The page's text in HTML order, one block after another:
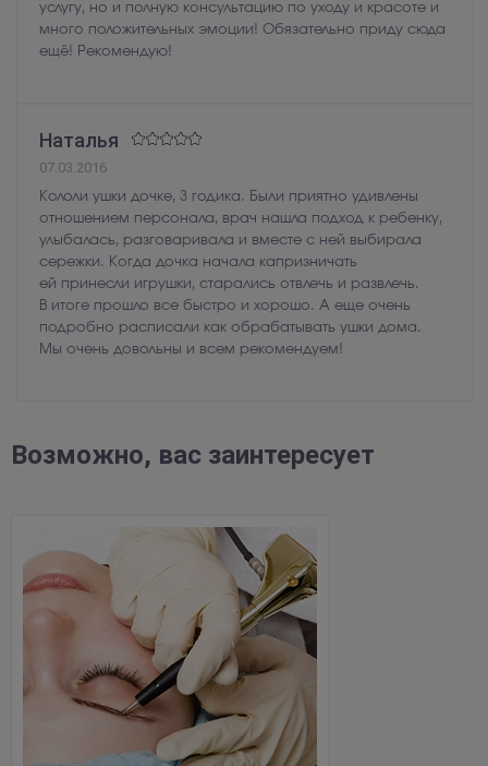
услугу, но и полную консультацию по уходу и красоте и
много положительных эмоции! Обязательно приду сюда
ещё! Рекомендую!
Наталья
07.03.2016
Кололи ушки дочке, 3 годика. Были приятно удивлены
отношением персонала, врач нашла подход к ребенку,
улыбалась, разговаривала и вместе с ней выбирала
сережки. Когда дочка начала капризничать
ей принесли игрушки, старались отвлечь и развлечь.
В итоге прошло все быстро и хорошо. А еще очень
подробно расписали как обрабатывать ушки дома.
Мы очень довольны и всем рекомендуем!
Возможно, вас заинтересует